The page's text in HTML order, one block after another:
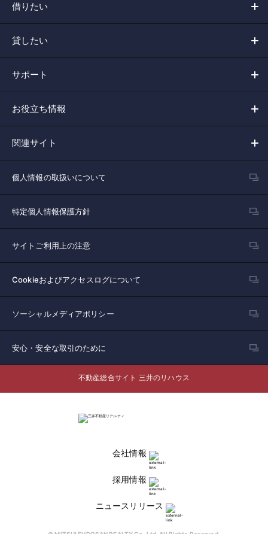
借りたい
貸したい
サポート
お役立ち情報
関連サイト
個人情報の取扱いについて
特定個人情報保護方針
サイトご利用上の注意
Cookieおよびアクセスログについて
ソーシャルメディアポリシー
安心・安全な取引のために
不動産総合サイト 三井のリハウス
会社情報
採用情報
ニュースリリース